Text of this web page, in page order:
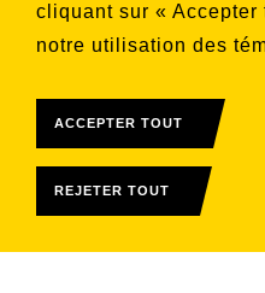
cliquant sur « Accepter
notre utilisation des
ACCEPTER TOUT
REJETER TOUT